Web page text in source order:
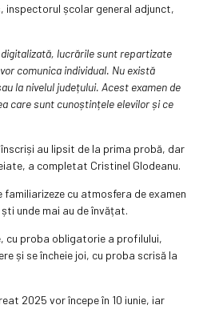
inspectorul școlar general adjunct,
digitalizată, lucrările sunt repartizate
comunica individual. Nu există
la nivelul județului. Acest examen de
care sunt cunoștințele elevilor și ce
au lipsit de la prima probă, dar
a completat Cristinel Glodeanu.
familiarizeze cu atmosfera de examen
unde mai au de învățat.
cu proba obligatorie a profilului,
și se încheie joi, cu proba scrisă la
2025 vor începe în 10 iunie, iar